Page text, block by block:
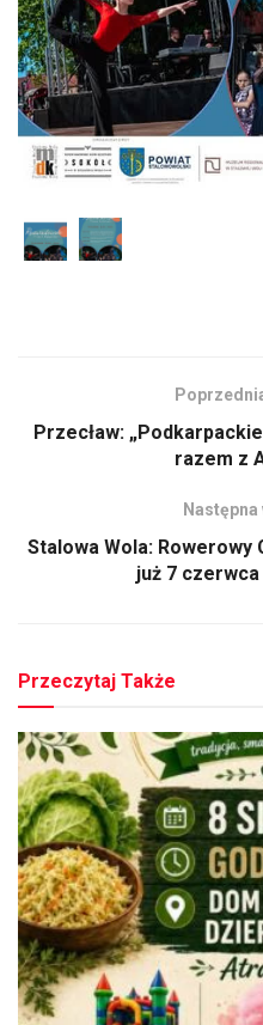
Przecław:
razem z
Stalowa Wola: Rowerowy
już 7
Przeczytaj Także